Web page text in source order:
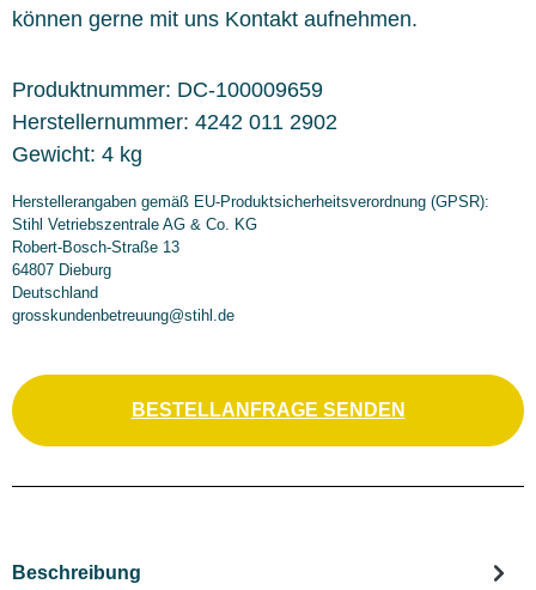
können gerne mit uns Kontakt aufnehmen.
Produktnummer: DC-100009659
Herstellernummer: 4242 011 2902
Gewicht: 4 kg
Herstellerangaben gemäß EU-Produktsicherheitsverordnung (GPSR):
Stihl Vetriebszentrale AG & Co. KG
Robert-Bosch-Straße 13
64807 Dieburg
Deutschland
grosskundenbetreuung@stihl.de
BESTELLANFRAGE SENDEN
Beschreibung